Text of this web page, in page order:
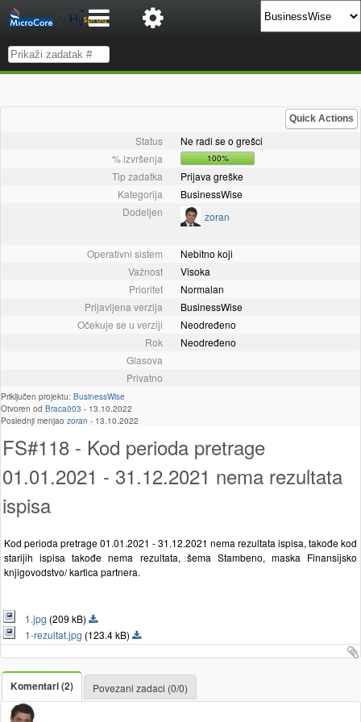
Quick Actions
Status
Ne radi se o grešci
% izvršenja
100%
Tip zadatka
Prijava greške
Kategorija
BusinessWise
Dodeljen
zoran
Operativni sistem
Nebitno koji
Važnost
Visoka
Prioritet
Normalan
Prijavljena verzija
BusinessWise
Očekuje se u verziji
Neodređeno
Rok
Neodređeno
Glasova
Privatno
Priključen projektu: BusinessWise
Otvoren od Braca003 - 13.10.2022
Poslednji menjao zoran - 13.10.2022
FS#118 - Kod perioda pretrage
01.01.2021 - 31.12.2021 nema rezultata
ispisa
Kod perioda pretrage 01.01.2021 - 31.12.2021 nema rezultata ispisa, takođe kod
starijih ispisa takođe nema rezultata, šema Stambeno, maska Finansijsko
knjigovodstvo/ kartica partnera.
1.jpg (209 kB)
1-rezultat.jpg (123.4 kB)
Komentari (2) Povezani zadaci (0/0)